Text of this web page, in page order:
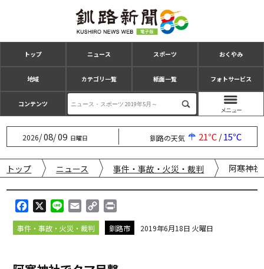
トップ ニュース スポーツ おくやみ
地域 カテゴリ一覧 紙面一覧 フォトサービス
コンテンツ
2026/08/09 日曜日 釧路の天気 21℃/15℃
トップ ニュース 事件・事故・火災・裁判 阿寒神
a
c
i
n
m
a
o
p
r
i
事件・事故・火災・裁判 釧路市 2019年6月18日 火曜日